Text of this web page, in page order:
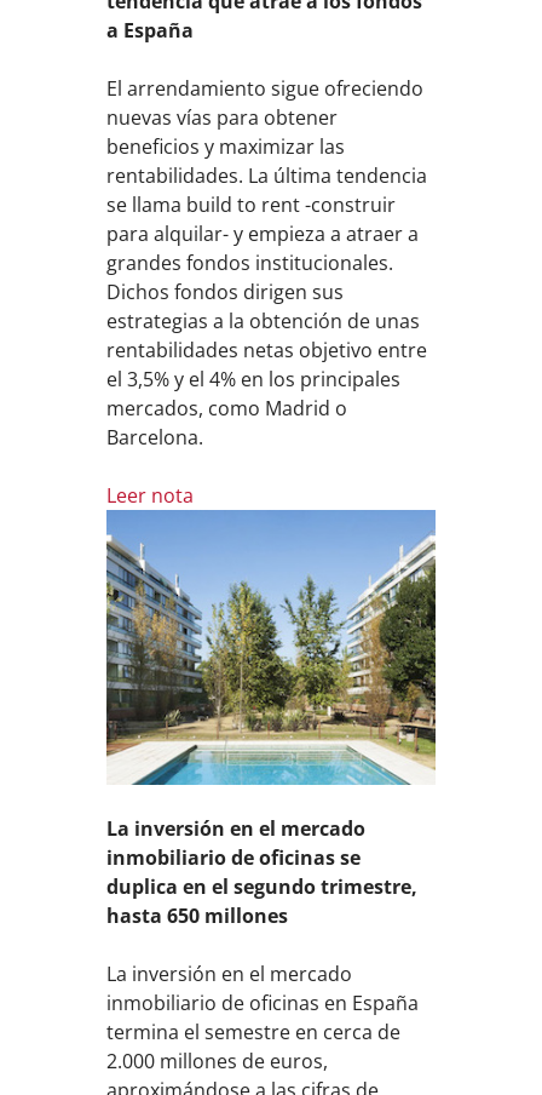
a España
El arrendamiento sigue ofreciendo
nuevas vías para obtener
beneficios y maximizar las
rentabilidades. La última tendencia
se llama build to rent -construir
para alquilar- y empieza a atraer a
grandes fondos institucionales.
Dichos fondos dirigen sus
estrategias a la obtención de unas
rentabilidades netas objetivo entre
el 3,5% y el 4% en los principales
mercados, como Madrid o
Barcelona.
Leer nota
La inversión en el mercado
inmobiliario de oficinas se
duplica en el segundo trimestre,
hasta 650 millones
La inversión en el mercado
inmobiliario de oficinas en España
termina el semestre en cerca de
2.000 millones de euros,